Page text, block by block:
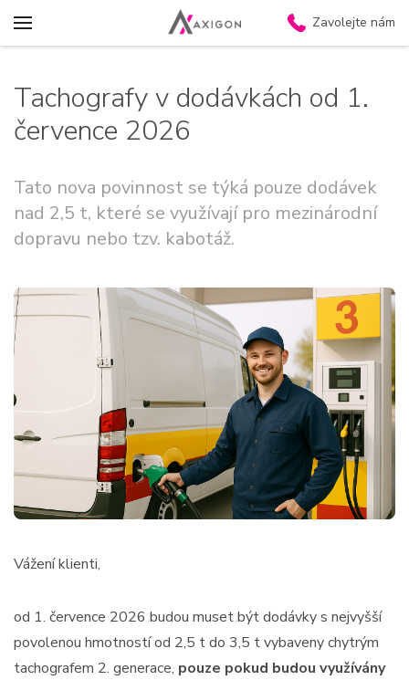
Zavolejte nám
Tachografy v dodávkách od 1.
července 2026
Tato nova povinnost se týká pouze dodávek
nad 2,5 t, které se využívají pro mezinárodní
dopravu nebo tzv. kabotáž.
Vážení klienti,
od 1. července 2026 budou muset být dodávky s nejvyšší
povolenou hmotností od 2,5 t do 3,5 t vybaveny chytrým
tachografem 2. generace, pouze pokud budou využívány